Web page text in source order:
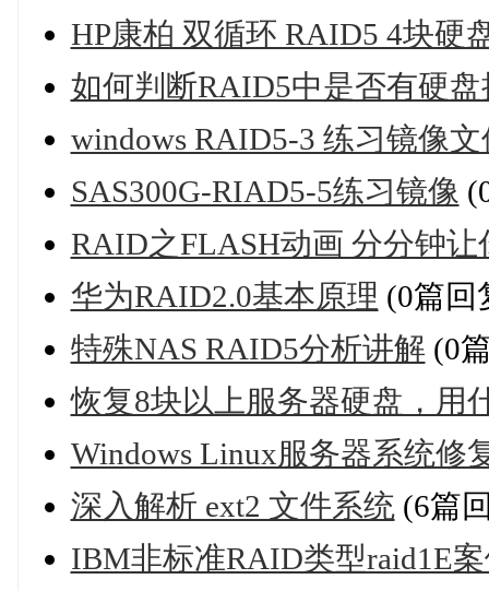
HP康柏 双循环 RAID5 4块硬
如何判断RAID5中是否有硬盘
windows RAID5-3 练习镜像文
SAS300G-RIAD5-5练习镜像
RAID之FLASH动画 分分钟
华为RAID2.0基本原理 (0篇回
特殊NAS RAID5分析讲解 (0
恢复8块以上服务器硬盘，用
Windows Linux服务器系统修
深入解析 ext2 文件系统(6篇
IBM非标准RAID类型raid1E